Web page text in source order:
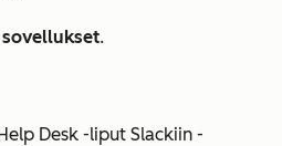
.
Desk -liput Slackiin -